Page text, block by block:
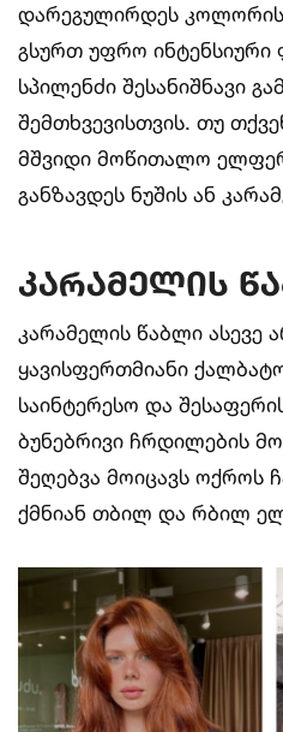
დარეგულირდეს
გსურთ უფრო ინტენსიური
სპილენძი შესანიშნავი
შემთხვევისთვის. თუ
მშვიდი მოწითალო
განზავდეს ნუშის ან
კარამელის
კარამელის წაბლი ასევე
ყავისფერთმიანი
საინტერესო და
ბუნებრივი ჩრდილების
შეღებვა მოიცავს ოქროს
ქმნიან თბილ და რბილ